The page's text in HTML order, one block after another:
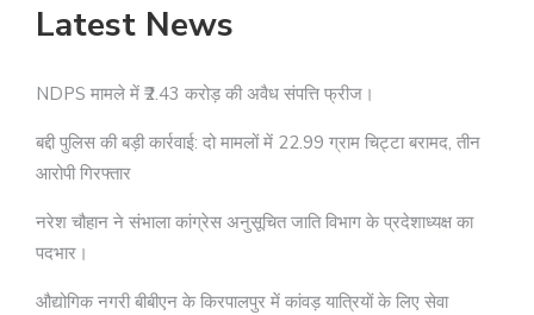
Latest News
NDPS मामले में ₹2.43 करोड़ की अवैध संपत्ति फ्रीज।
बद्दी पुलिस की बड़ी कार्रवाई: दो मामलों में 22.99 ग्राम चिट्टा बरामद, तीन
आरोपी गिरफ्तार
नरेश चौहान ने संभाला कांग्रेस अनुसूचित जाति विभाग के प्रदेशाध्यक्ष का
पदभार।
औद्योगिक नगरी बीबीएन के किरपालपुर में कांवड़ यात्रियों के लिए सेवा